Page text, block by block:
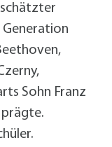
Generation
Sohn Franz